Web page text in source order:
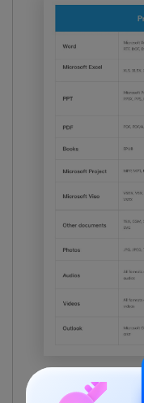
스캔된 사진과 문
에서 자동으로 복